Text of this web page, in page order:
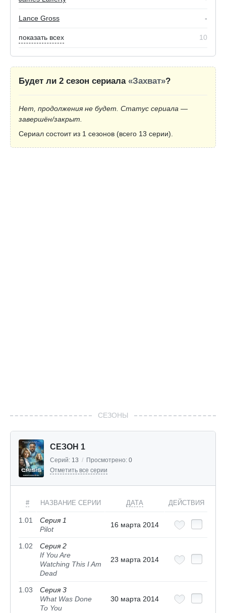
Lance Gross -
показать всех 10
Будет ли 2 сезон сериала «Захват»?
Нет, продолжения не будет. Статус сериала —
завершён/закрыт.
Сериал состоит из 1 сезонов (всего 13 серии).
СЕЗОНЫ
СЕЗОН 1
Серий: 13 / Просмотрено: 0
Отметить все серии
# НАЗВАНИЕ СЕРИИ ДАТА ДЕЙСТВИЯ
1.01
Серия 1
Pilot
16 марта 2014
1.02
Серия 2
If You Are
Watching This I Am
Dead
23 марта 2014
1.03
Серия 3
What Was Done
To You
30 марта 2014